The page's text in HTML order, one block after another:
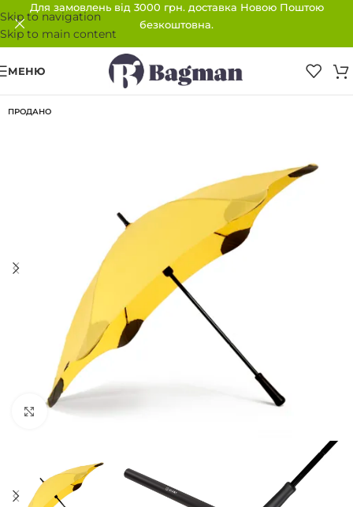
Skip to navigation
Skip to main content
Для замовлень від 3000 грн. доставка Новою Поштою
безкоштовна.
МЕНЮ
ПРОДАНО
Клацніть, щоб збільшити